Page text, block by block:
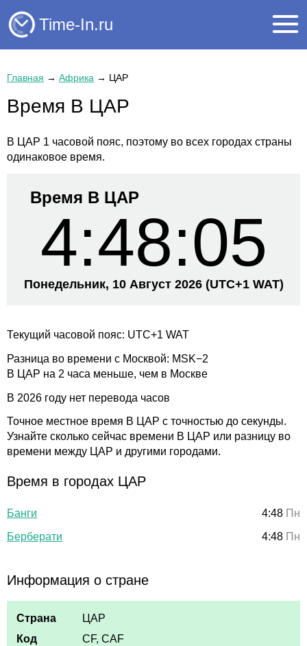
Time-In.ru
Главная → Африка → ЦАР
Время В ЦАР
В ЦАР 1 часовой пояс, поэтому во всех городах страны
одинаковое время.
Время В ЦАР
4:48:05
Понедельник, 10 Август 2026 (UTC+1 WAT)
Текущий часовой пояс: UTC+1 WAT
Разница во времени с Москвой: MSK−2
В ЦАР на 2 часа меньше, чем в Москве
В 2026 году нет перевода часов
Точное местное время В ЦАР с точностью до секунды.
Узнайте сколько сейчас времени В ЦАР или разницу во
времени между ЦАР и другими городами.
Время в городах ЦАР
Банги 4:48 Пн
Берберати
4:48 Пн
Информация о стране
Страна
ЦАР
Код
CF, CAF